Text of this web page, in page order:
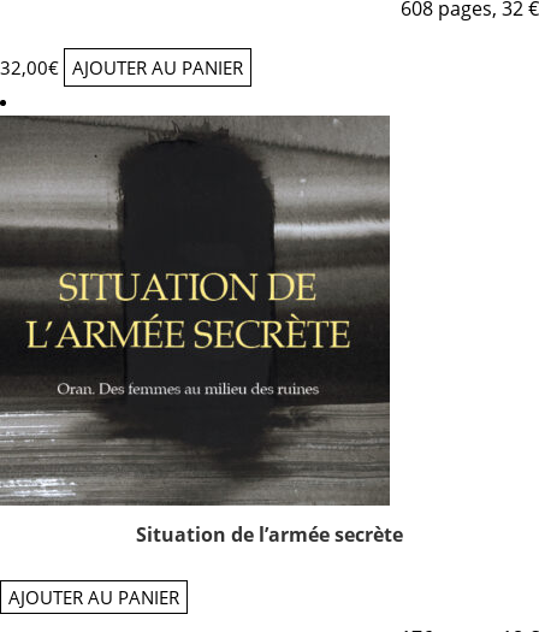
608 pages, 32 €
32,00€ AJOUTER AU PANIER
Situation de l’armée secrète
AJOUTER AU PANIER